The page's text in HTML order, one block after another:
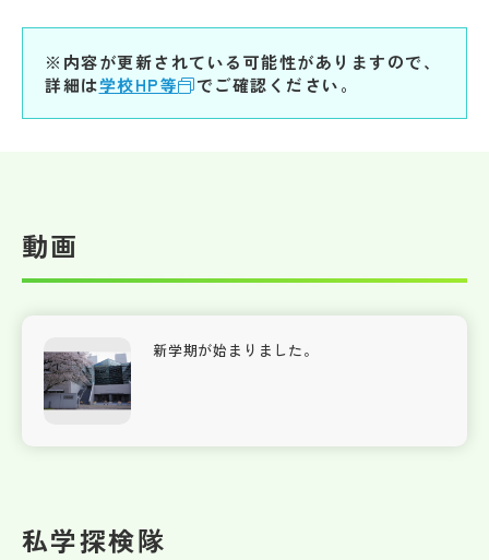
※内容が更新されている可能性がありますので、
詳細は学校HP等 でご確認ください。
動画
新学期が始まりました。
私学探検隊